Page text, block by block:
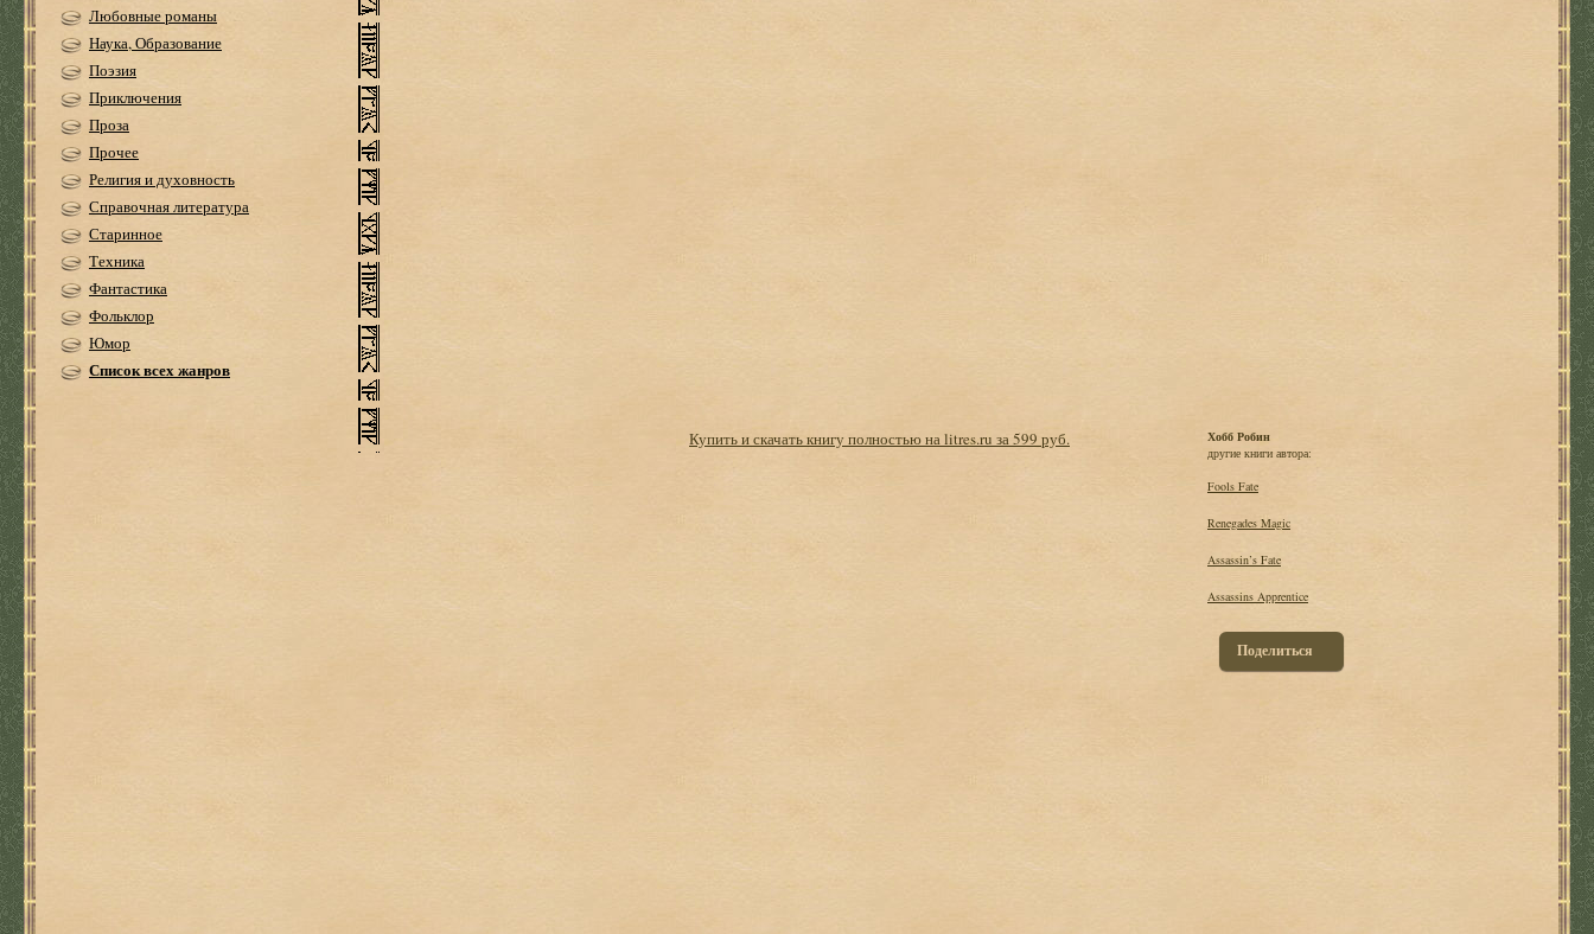
Любовные романы
Наука, Образование
Поэзия
Приключения
Проза
Прочее
Религия и духовность
Справочная литература
Старинное
Техника
Фантастика
Фольклор
Юмор
Список всех жанров
Купить и скачать книгу полностью на litres.ru за 599 руб.
Хобб Робин
другие книги автора:
Fools Fate
Renegades Magic
Assassin’s Fate
Assassins Apprentice
Поделиться